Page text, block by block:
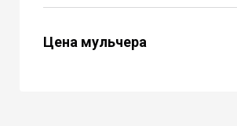
Цена мульчера